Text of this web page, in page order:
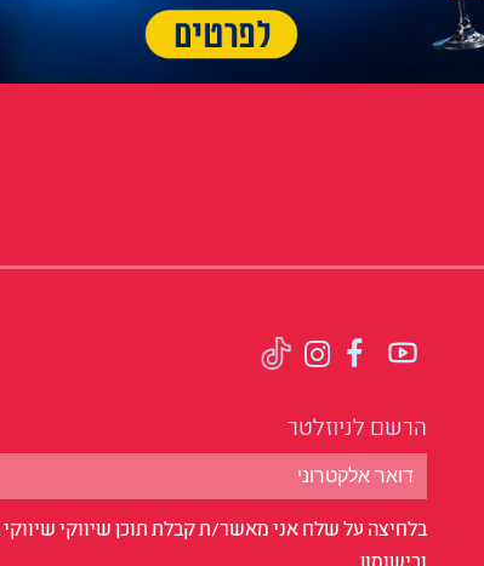
הרשם לניוזלטר
בלחיצה על שלח אני מאשר/ת קבלת תוכן שיווקי שיווקי
ובישומון.